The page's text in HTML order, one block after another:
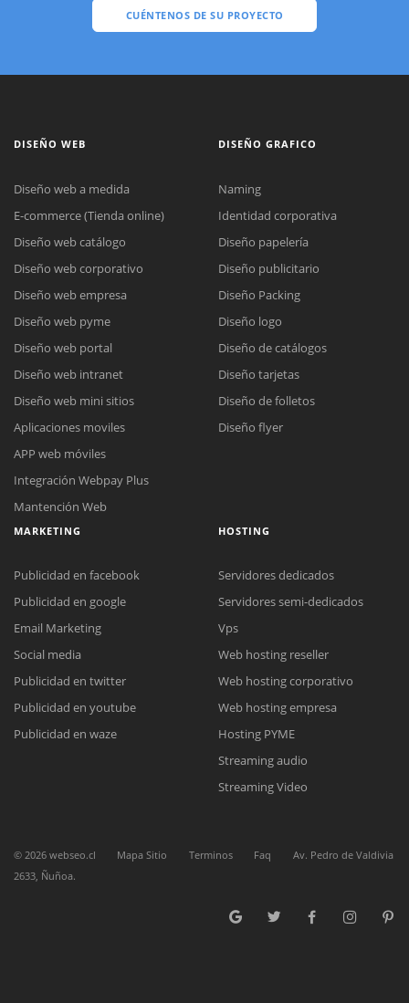
CUÉNTENOS DE SU PROYECTO
Reunión online
Nuestros ejecutivos le enviarán un correo electrónico con el enlace a
Meet para la reunión online.
Cotización
Complete el formulario y nos contactaremos a la brevedad.
Chat Online
para enviarnos un correo electrónico con sus datos personales.
DISEÑO WEB
Diseño web a medida
E-commerce (Tienda online)
Diseño web catálogo
Diseño web corporativo
Diseño web empresa
Diseño web pyme
Diseño web portal
Diseño web intranet
Diseño web mini sitios
Aplicaciones moviles
APP web móviles
Integración Webpay Plus
Mantención Web
DISEÑO GRAFICO
Naming
Identidad corporativa
Diseño papelería
Diseño publicitario
Diseño Packing
Diseño logo
Diseño de catálogos
Diseño tarjetas
Diseño de folletos
Diseño flyer
MARKETING
Publicidad en facebook
Publicidad en google
Email Marketing
Social media
Publicidad en twitter
Publicidad en youtube
Publicidad en waze
HOSTING
Servidores dedicados
Servidores semi-dedicados
Vps
Web hosting reseller
Web hosting corporativo
Web hosting empresa
Hosting PYME
Streaming audio
Streaming Video
© 2026 webseo.cl Mapa Sitio Terminos Faq
Av. Pedro de Valdivia
2633, Ñuñoa.